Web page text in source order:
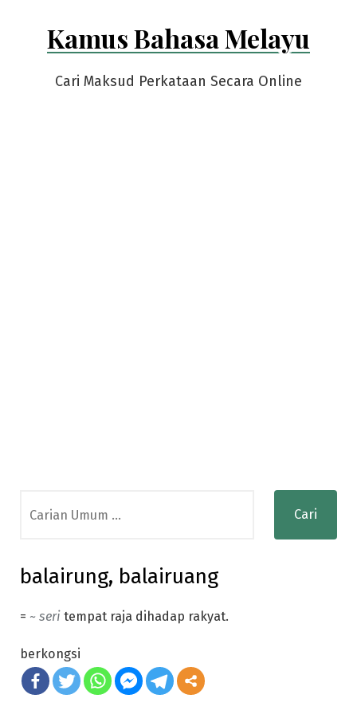
Kamus Bahasa Melayu
Cari Maksud Perkataan Secara Online
for:
balairung, balairuang
= ~ seri tempat raja dihadap rakyat.
berkongsi